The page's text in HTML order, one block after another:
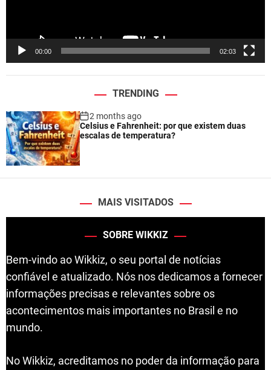
00:00 02:03
TRENDING
2 months ago
Celsius e Fahrenheit: por que existem duas
escalas de temperatura?
MAIS VISITADOS
SOBRE WIKKIZ
Bem-vindo ao Wikkiz, o seu portal de notícias
confiável e atualizado. Nós nos dedicamos a fornecer
informações precisas e relevantes sobre os
acontecimentos mais importantes no Brasil e no
mundo.
No Wikkiz, acreditamos no poder da informação para